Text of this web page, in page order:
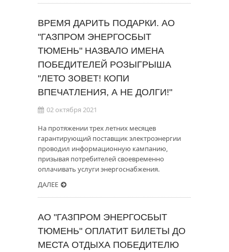
ВРЕМЯ ДАРИТЬ ПОДАРКИ. АО
"ГАЗПРОМ ЭНЕРГОСБЫТ
ТЮМЕНЬ" НАЗВАЛО ИМЕНА
ПОБЕДИТЕЛЕЙ РОЗЫГРЫША
"ЛЕТО ЗОВЕТ! КОПИ
ВПЕЧАТЛЕНИЯ, А НЕ ДОЛГИ!"
02 октября 2021
На протяжении трех летних месяцев
гарантирующий поставщик электроэнергии
проводил информационную кампанию,
призывая потребителей своевременно
оплачивать услуги энергоснабжения.
ДАЛЕЕ
АО "ГАЗПРОМ ЭНЕРГОСБЫТ
ТЮМЕНЬ" ОПЛАТИТ БИЛЕТЫ ДО
МЕСТА ОТДЫХА ПОБЕДИТЕЛЮ